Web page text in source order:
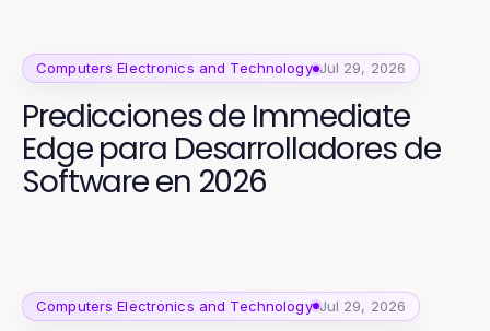
Computers Electronics and Technology Jul 29, 2026
Predicciones de Immediate
Edge para Desarrolladores de
Software en 2026
Computers Electronics and Technology Jul 29, 2026